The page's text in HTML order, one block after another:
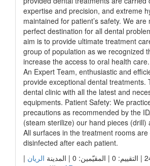
expertise and precision, and extreme
maintained for patient’s safety. We are
perfect destination for all dental
aim is to provide ultimate treatment
group of population as we recognized
increase the access to oral health
An Expert Team, enthusiastic and
provide exceptional dental treatments.
dental clinic with all the latest and
equipments. Patient Safety: We
precautions as recommended by the
(steam sterilize) our hand pieces (drill)
All surfaces in the treatment rooms
disinfected after each patient.
الريان |